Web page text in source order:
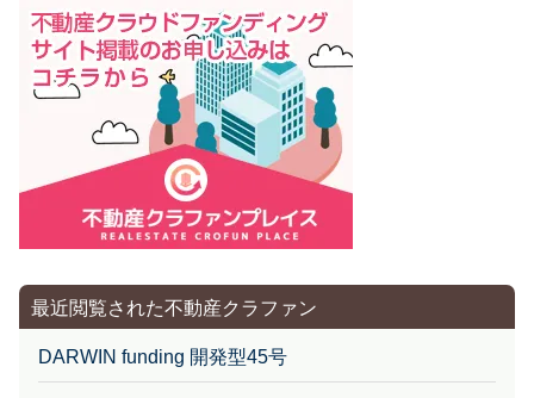
最近閲覧された不動産クラファン
DARWIN funding 開発型45号